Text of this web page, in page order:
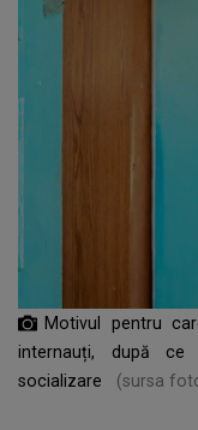
Motivul pentru
internauți, după
socializare
(sursa